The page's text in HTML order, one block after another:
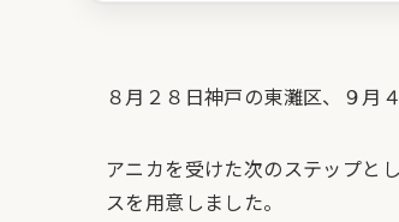
８月２８日神戸の東灘区、９月
アニカを受けた次のステップと
スを用意しました。